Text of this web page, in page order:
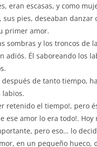
eran escasas, y como
pies, deseaban danzar
primer amor.
sombras y los troncos de
adiós. Él saboreando los
de tanto tiempo,
labios.
retenido el tiempo!, pero
ese amor lo era todo!.
pero eso… lo
en un pequeño